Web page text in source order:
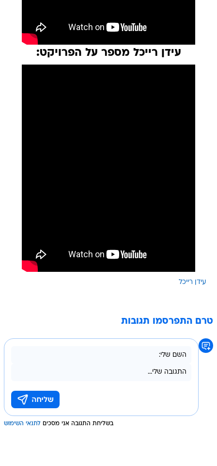
עידן רייכל מספר על הפרויקט:
עידן רייכל
טרם התפרסמו תגובות
בשליחת התגובה אני מסכים לתנאי השימוש